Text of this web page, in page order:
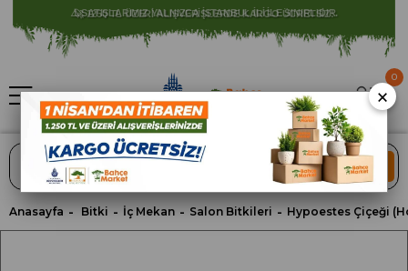
⚠️ SATIŞLARIMIZ YALNIZCA İSTANBUL İLİ İLE SINIRLIDIR.
ARA
0
Anasayfa Bitki İç Mekan Salon Bitkileri
×